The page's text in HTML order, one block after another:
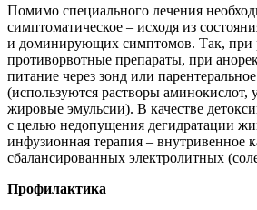
Помимо специального лечения
симптоматическое – исходя из
и доминирующих симптомов. Так, при
противорвотные препараты, при
питание через зонд или
(используются растворы аминокислот,
жировые эмульсии). В качестве
с целью недопущения дегидратации
инфузионная терапия – внутривенное
сбалансированных электролитных
Профилактика